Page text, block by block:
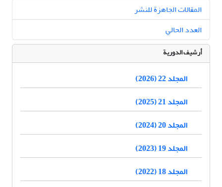
المقالات الجاهزة للنشر
العدد الحالي
أرشيف الدورية
المجلد 22 (2026)
المجلد 21 (2025)
المجلد 20 (2024)
المجلد 19 (2023)
المجلد 18 (2022)